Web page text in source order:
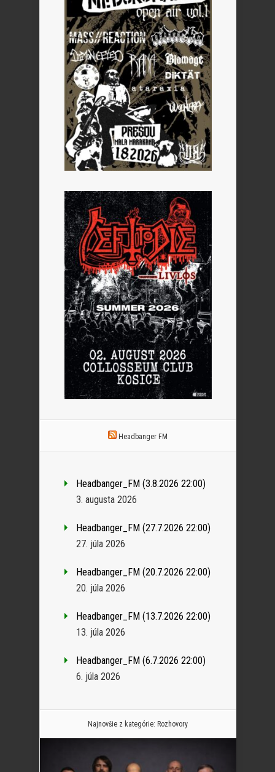
Headbanger FM
Headbanger_FM (3.8.2026 22:00)
3. augusta 2026
Headbanger_FM (27.7.2026 22:00)
27. júla 2026
Headbanger_FM (20.7.2026 22:00)
20. júla 2026
Headbanger_FM (13.7.2026 22:00)
13. júla 2026
Headbanger_FM (6.7.2026 22:00)
6. júla 2026
Najnovšie z kategórie: Rozhovory